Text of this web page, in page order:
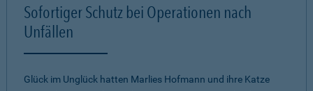
Sofortiger Schutz bei Operationen nach
Unfällen
Glück im Unglück hatten Marlies Hofmann und ihre Katze